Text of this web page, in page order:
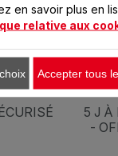
5 J À
-
en savoir plus en
relative aux
Accepter tous